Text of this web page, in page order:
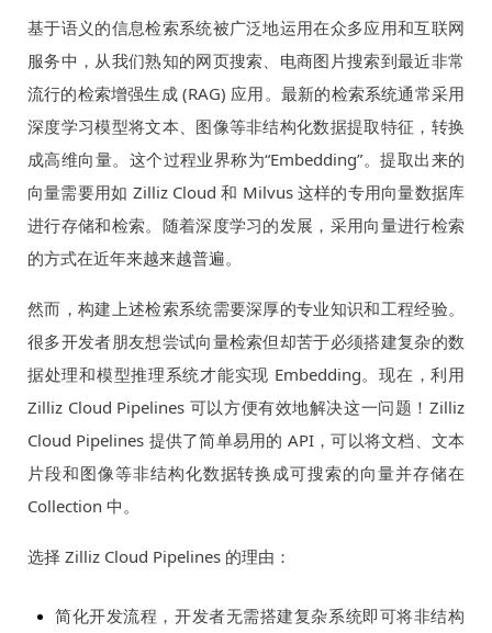
基于语义的信息检索系统被广泛地运用在众多应用和互联网
服务中，从我们熟知的网页搜索、电商图片搜索到最近非常
流行的检索增强生成 (RAG) 应用。最新的检索系统通常采用
深度学习模型将文本、图像等非结构化数据提取特征，转换
成高维向量。这个过程业界称为“Embedding”。提取出来的
向量需要用如 Zilliz Cloud 和 Milvus 这样的专用向量数据库
进行存储和检索。随着深度学习的发展，采用向量进行检索
的方式在近年来越来越普遍。
然而，构建上述检索系统需要深厚的专业知识和工程经验。
很多开发者朋友想尝试向量检索但却苦于必须搭建复杂的数
据处理和模型推理系统才能实现 Embedding。现在，利用
Zilliz Cloud Pipelines 可以方便有效地解决这一问题！Zilliz
Cloud Pipelines 提供了简单易用的 API，可以将文档、文本
片段和图像等非结构化数据转换成可搜索的向量并存储在
Collection 中。
选择 Zilliz Cloud Pipelines 的理由：
简化开发流程，开发者无需搭建复杂系统即可将非结构